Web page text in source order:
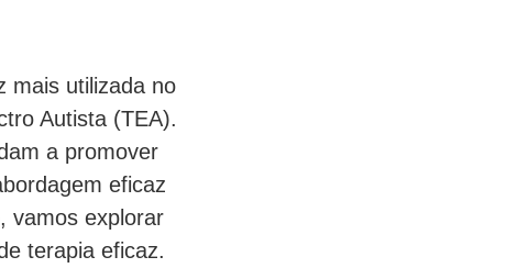
mais utilizada no
Autista (TEA).
a promover
eficaz
vamos explorar
terapia eficaz.